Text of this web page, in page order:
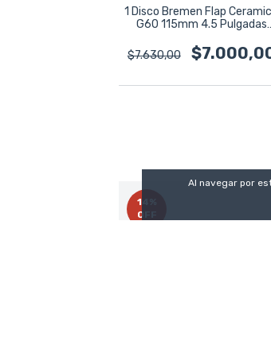
Al navegar por
1 Disco Bremen Flap
G60 115mm 4.5 Pulgadas
$7.630,00
14
OFF